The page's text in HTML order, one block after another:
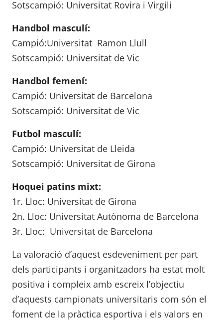
Sotscampió: Universitat Rovira i Virgili
Handbol masculí:
Campió:Universitat Ramon Llull
Sotscampió: Universitat de Vic
Handbol femení:
Campió: Universitat de Barcelona
Sotscampió: Universitat de Vic
Futbol masculí:
Campió: Universitat de Lleida
Sotscampió: Universitat de Girona
Hoquei patins mixt:
1r. Lloc: Universitat de Girona
2n. Lloc: Universitat Autònoma de Barcelona
3r. Lloc: Universitat de Barcelona
La valoració d’aquest esdeveniment per part
dels participants i organitzadors ha estat molt
positiva i compleix amb escreix l’objectiu
d’aquests campionats universitaris com són el
foment de la pràctica esportiva i els valors en